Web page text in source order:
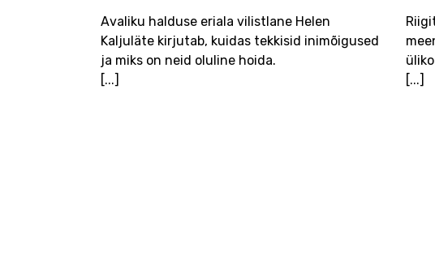
Avaliku halduse eriala vilistlane Helen
Kaljuläte kirjutab, kuidas tekkisid inimõigused
ja miks on neid oluline hoida.
[...]
[...]